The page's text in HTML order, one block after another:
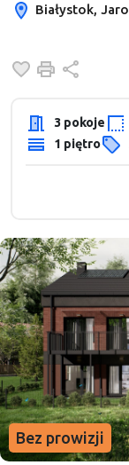
Białystok,
Dodaj do
Drukuj
3 pokoje
1 piętro
Bez prowizji